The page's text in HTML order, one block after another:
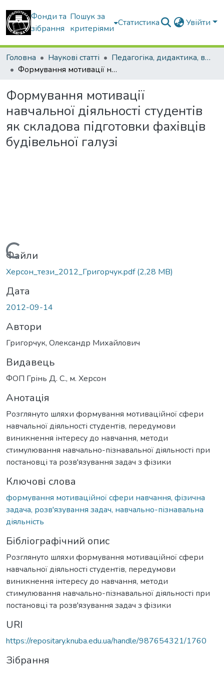
Фонди та
зібрання
Пошук за
критеріями
Статистика Увійти
Головна Наукові статті
Педагогіка, дидактика, вища освіта
Формування мотивації навчальної діяльності студентів як складова підготовки фахівців будівельної галузі
Формування мотивації
навчальної діяльності студентів
як складова підготовки фахівців
будівельної галузі
Вантажиться...
Файли
Херсон_тези_2012_Григорчук.pdf(2,28 MB)
Дата
2012-09-14
Автори
Григорчук, Олександр Михайлович
Видавець
ФОП Грінь Д. С., м. Херсон
Анотація
Розглянуто шляхи формування мотиваційної сфери
навчальної діяльності студентів, передумови
виникнення інтересу до навчання, методи
стимулювання навчально-пізнавальної діяльності при
постановці та розв'язування задач з фізики
Ключові слова
формування мотиваційної сфери навчання, фізична
задача, розв'язування задач, навчально-пізнавальна
діяльність
Бібліографічний опис
Розглянуто шляхи формування мотиваційної сфери
навчальної діяльності студентів, передумови
виникнення інтересу до навчання, методи
стимулювання навчально-пізнавальної діяльності при
постановці та розв'язування задач з фізики
URI
https://repositary.knuba.edu.ua/handle/987654321/1760
Зібрання